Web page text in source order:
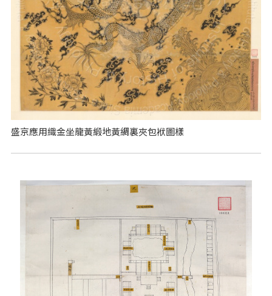
盛京應用織金坐龍黃緞地黃綢裏夾包袱圖樣